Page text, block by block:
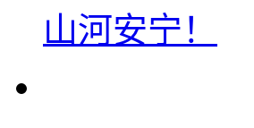
山河安宁！